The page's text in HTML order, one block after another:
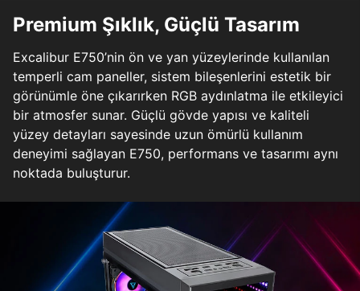
Premium Şıklık, Güçlü Tasarım
Excalibur E750’nin ön ve yan yüzeylerinde kullanılan
temperli cam paneller, sistem bileşenlerini estetik bir
görünümle öne çıkarırken RGB aydınlatma ile etkileyici
bir atmosfer sunar. Güçlü gövde yapısı ve kaliteli
yüzey detayları sayesinde uzun ömürlü kullanım
deneyimi sağlayan E750, performans ve tasarımı aynı
noktada buluşturur.